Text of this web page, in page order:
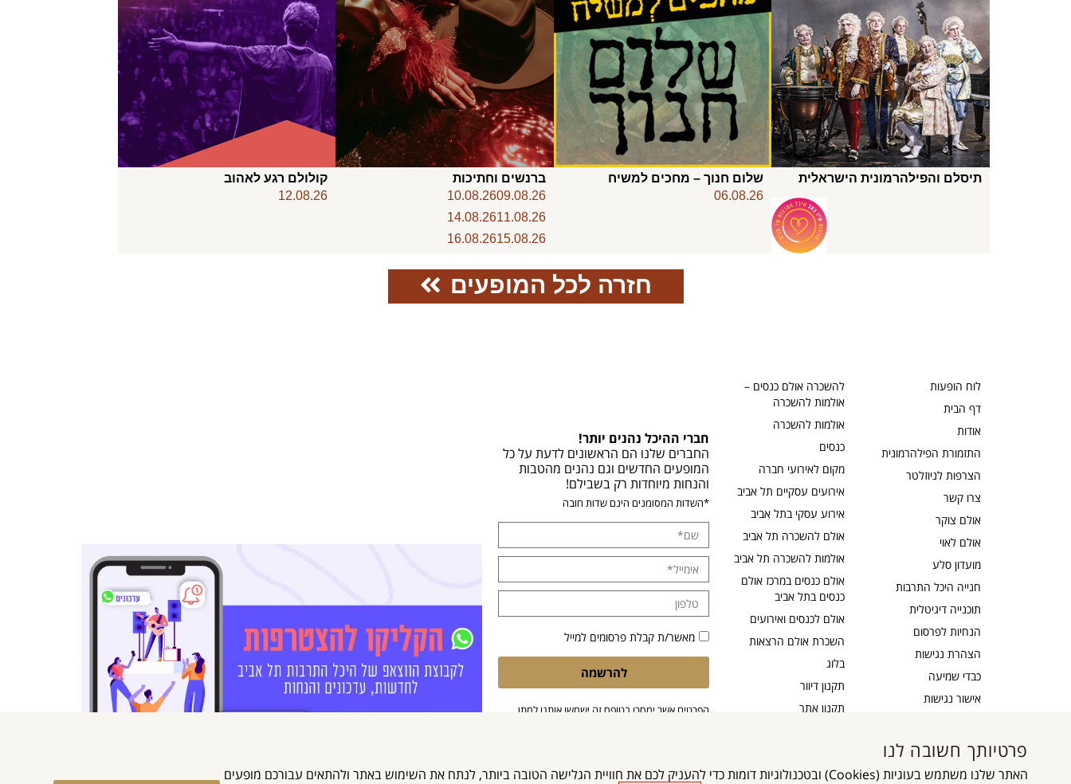
תיסלם והפילהרמונית הישראלית
שלום חנוך – מחכים למשיח
06.08.26
ברנשים וחתיכות
09.08.26
10.08.26
11.08.26
14.08.26
15.08.26
16.08.26
קולולם רגע לאהוב
12.08.26
חזרה לכל המופעים
לוח הופעות
דף הבית
אודות
התזמורת הפילהרמונית
הצרפות לניוזלטר
צרו קשר
אולם צוקר
אולם לאוי
מועדון סלע
חנייה היכל התרבות
תוכנייה דיגיטלית
הנחיות לפרסום
הצהרת נגישות
כבדי שמיעה
אישור נגישות
מפת אתר
להשכרה אולם כנסים –
אולמות להשכרה
אולמות להשכרה
כנסים
מקום לאירועי חברה
אירועים עסקיים תל אביב
אירוע עסקי בתל אביב
אולם להשכרה תל אביב
אולמות להשכרה תל אביב
אולם כנסים במרכז אולם
כנסים בתל אביב
אולם לכנסים ואירועים
השכרת אולם הרצאות
בלוג
תקנון דיוור
תקנון אתר
חברי ההיכל נהנים יותר!
החברים שלנו הם הראשונים לדעת על כל
המופעים החדשים וגם נהנים מהטבות
והנחות מיוחדות רק בשבילם!
*השדות המסומנים הינם שדות חובה
מאשר/ת קבלת פרסומים למייל
להרשמה
הפרטים אשר ימסרו בטופס זה ישמשו אותנו למתן
גלילה
פרטיותך חשובה לנו
האתר שלנו משתמש בעוגיות (Cookies) ובטכנולוגיות דומות כדי להעניק לכם את חוויית הגלישה הטובה ביותר, לנתח את השימוש באתר ולהתאים עבורכם מופעים